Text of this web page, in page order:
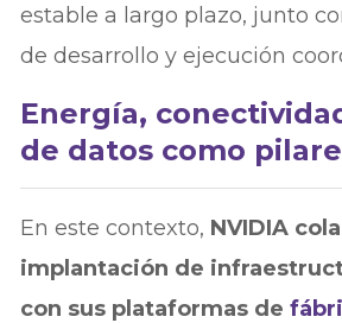
estable a largo plazo, junto
de desarrollo y ejecución
Energía,
de datos como
En este contexto, NVIDIA
implantación de
con sus plataformas de